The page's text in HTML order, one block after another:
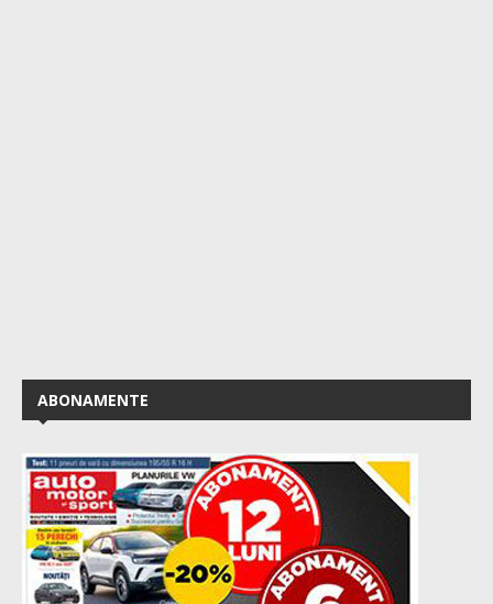
ABONAMENTE